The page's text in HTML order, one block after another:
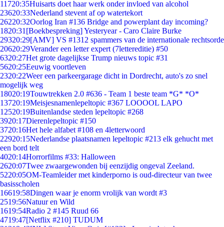
11720:35Huisarts doet haar werk onder invloed van alcohol
23620:33Nederland stevent af op watertekort
26220:32Oorlog Iran #136 Bridge and powerplant day incoming?
1820:31 [Boekbespreking] Yesteryear - Caro Claire Burke
29320:29[AMV] VS #1312 spammers van de internationale rechtsorde
20620:29Verander een letter expert (7lettereditie) #50
6320:27Het grote dagelijkse Trump nieuws topic #31
5620:25Eeuwig voortleven
2320:22Weer een parkeergarage dicht in Dordrecht, auto's zo snel
mogelijk weg
18020:19Touwtrekken 2.0 #636 - Team 1 beste team *G* *O*
13720:19Meisjesnamenlepeltopic #367 LOOOOL LAPO
12520:19Buitenlandse steden lepeltopic #268
3920:17Dierenlepeltopic #150
3720:16Het hele alfabet #108 en 4letterwoord
22920:15Nederlandse plaatsnamen lepeltopic #213 elk gehucht met
een bord telt
4020:14Horrorfilms #33: Halloween
2620:07Twee zwaargewonden bij eenzijdig ongeval Zeeland.
5220:05OM-Teamleider met kinderporno is oud-directeur van twee
basisscholen
16619:58Dingen waar je enorm vrolijk van wordt #3
2519:56Natuur en Wild
1619:54Radio 2 #145 Ruud 66
4719:47[Netflix #210] TUDUM